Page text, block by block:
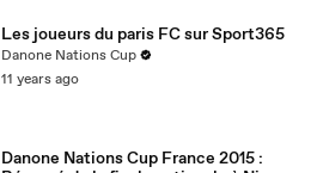
Les joueurs du paris FC sur Sport365
Danone Nations Cup
11 years ago
Danone Nations Cup France 2015 :